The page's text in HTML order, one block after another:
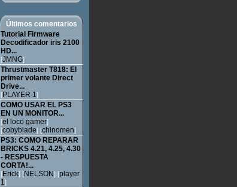
Últimos comentarios
Tutorial Firmware
Decodificador iris 2100
HD...
[JMNG]
Thrustmaster T818: El
primer volante Direct
Drive...
[PLAYER 1]
COMO USAR EL PS3
EN UN MONITOR...
[el loco gamer]
[cobyblade] [chinomen]
PS3: COMO REPARAR
BRICKS 4.21, 4.25, 4.30
- RESPUESTA
CORTA!...
[Erick] [NELSON] [player
1]